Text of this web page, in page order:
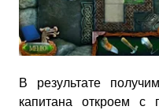
В результате
капитана откроем с